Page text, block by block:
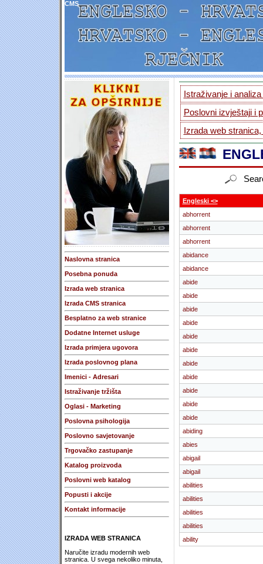
CMS
Naslovna stranica
Posebna ponuda
Izrada web stranica
Izrada CMS stranica
Besplatno za web stranice
Dodatne Internet usluge
Izrada primjera ugovora
Izrada poslovnog plana
Imenici - Adresari
Istraživanje tržišta
Oglasi - Marketing
Poslovna psihologija
Poslovno savjetovanje
Trgovačko zastupanje
Katalog proizvoda
Poslovni web katalog
Popusti i akcije
Kontakt informacije
IZRADA WEB STRANICA
Naručite izradu modernih web
stranica. U svega nekoliko minuta,
Istraživanje i
Poslovni izvještaji i
Izrada web
Engleski <>
abhorrent
abhorrent
abhorrent
abidance
abidance
abide
abide
abide
abide
abide
abide
abide
abide
abide
abide
abide
abiding
abies
abigail
abigail
abilities
abilities
abilities
abilities
ability